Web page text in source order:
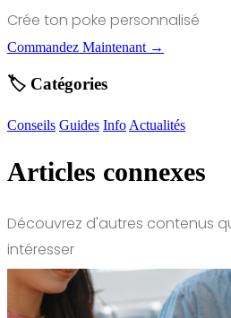
Crée ton poke personnalisé
Commandez Maintenant →
🏷️ Catégories
Conseils Guides Info Actualités
Articles connexes
Découvrez d'autres contenus
intéresser